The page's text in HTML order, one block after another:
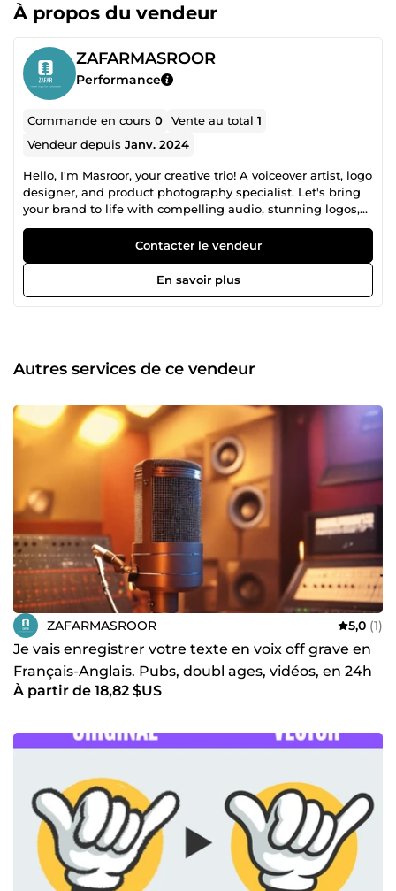
À propos du vendeur
ZAFARMASROOR
Performance
Commande en cours0 Vente au total1
Vendeur depuisJanv. 2024
Hello, I'm Masroor, your creative trio! A voiceover artist, logo
designer, and product photography specialist. Let's bring
your brand to life with compelling audio, stunning logos,
and captivating visuals.
Contacter le vendeur
En savoir plus
Autres services de ce vendeur
ZAFARMASROOR 5,0 (1)
Je vais enregistrer votre texte en voix off grave en
Français-Anglais. Pubs, doubl ages, vidéos, en 24h
À partir de 18,82 $US